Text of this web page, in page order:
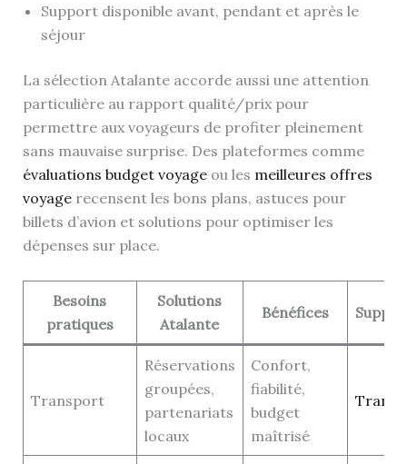
Support disponible avant, pendant et après le
séjour
La sélection Atalante accorde aussi une attention
particulière au rapport qualité/prix pour
permettre aux voyageurs de profiter pleinement
sans mauvaise surprise. Des plateformes comme
évaluations budget voyageou les meilleures offres
voyagerecensent les bons plans, astuces pour
billets d’avion et solutions pour optimiser les
dépenses sur place.
Besoins
pratiques
Solutions
Atalante
Bénéfices
Transport
Réservations
groupées,
partenariats
locaux
Confort,
fiabilité,
budget
maîtrisé